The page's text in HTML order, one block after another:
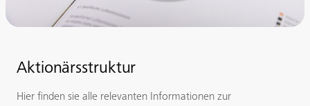
Aktionärsstruktur
Hier finden sie alle relevanten Informationen zur